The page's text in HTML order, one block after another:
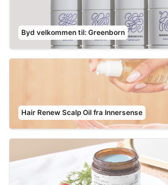
Byd velkommen til: Greenborn
Hair Renew Scalp Oil fra Innersense